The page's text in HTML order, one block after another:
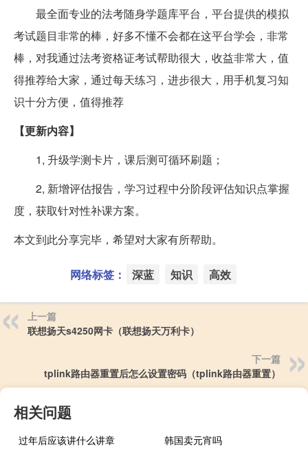
最全面专业的法考随身学题库平台，平台提供的模拟
考试题目非常的棒，好多不懂不会都在这平台学会，非常
棒，对我通过法考资格证考试帮助很大，收益非常大，值
得推荐给大家，通过每天练习，进步很大，用手机复习知
识十分方便，值得推荐
【更新内容】
1, 升级学测卡片，课后测可循环刷题；
2, 新增评估报告，学习过程中分阶段评估知识点掌握
度，获取针对性补课方案。
本文到此分享完毕，希望对大家有所帮助。
网络标签： 深蓝 知识 高效
上一篇
联想扬天s4250网卡（联想扬天万利卡）
下一篇
tplink路由器重置后怎么设置密码（tplink路由器重置）
相关问题
过年后应该讲什么讲章
韩国卖元宵吗